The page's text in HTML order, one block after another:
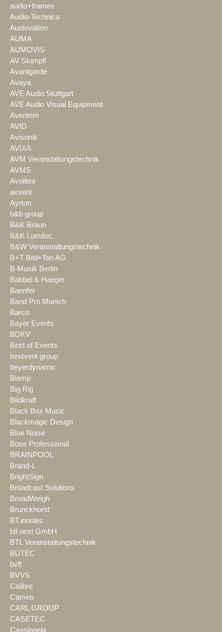
audio+frames
Audio-Technica
Audiovation
AUMA
AUMOVIS
AV Stumpfl
Avantgarde
Avaya
AVE Audio Stuttgart
AVE Audio Visual Equipment
Aventem
AVID
Avisonik
AVIXA
AVM Veranstaltungstechnik
AVMS
Avolites
axxent
Ayrton
b&b group
B&K Braun
B&K Lumitec
B&W Veranstaltungstechnik
B+T Bild+Ton AG
B-Musik Berlin
Babbel & Haeger
Baenfer
Band Pro Munich
Barco
Bayer Events
BDKV
Best of Events
bestvent group
beyerdynamic
Biamp
Big Rig
Bildkraft
Black Box Music
Blackmagic Design
Blue Noise
Bose Professional
BRAINPOOL
Brand-L
BrightSign
Broadcast Solutions
BroadWeigh
Brunckhorst
BT.innotec
btl next GmbH
BTL Veranstaltungstechnik
BÜTEC
bvft
BVVS
Calibre
Cameo
CARL GROUP
CASETEC
Cassiopeia